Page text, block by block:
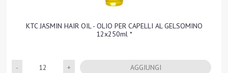
KTC JASMIN HAIR OIL - OLIO PER CAPELLI AL GELSOMINO
12x250ml *
AGGIUNGI